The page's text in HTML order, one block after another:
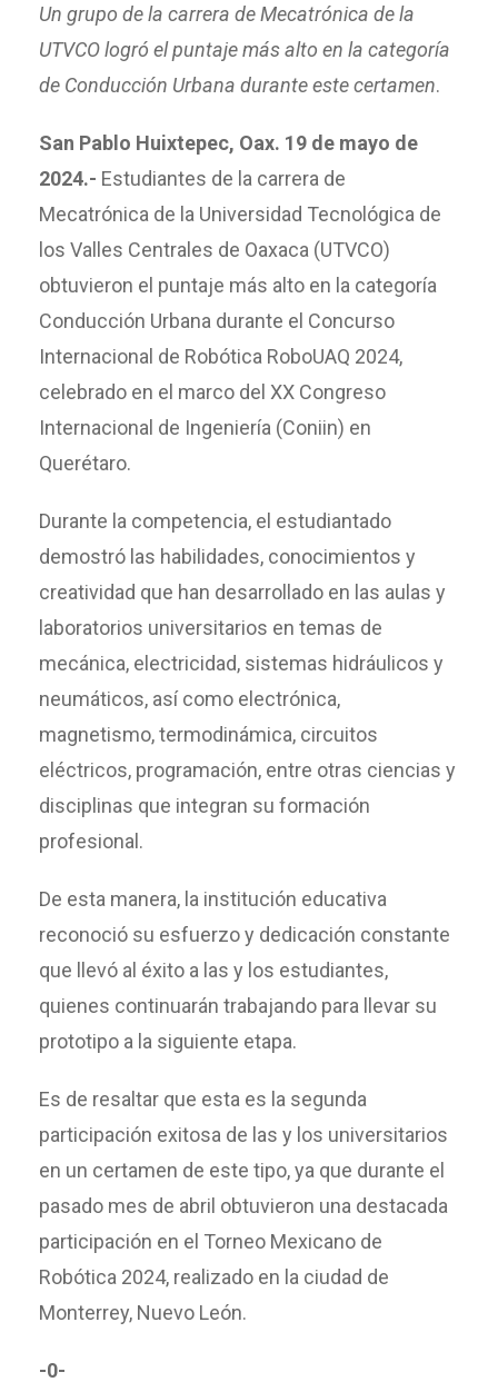
Un grupo de la carrera de Mecatrónica de la
UTVCO logró el puntaje más alto en la categoría
de Conducción Urbana durante este certamen.
San Pablo Huixtepec, Oax. 19 de mayo de
2024.- Estudiantes de la carrera de
Mecatrónica de la Universidad Tecnológica de
los Valles Centrales de Oaxaca (UTVCO)
obtuvieron el puntaje más alto en la categoría
Conducción Urbana durante el Concurso
Internacional de Robótica RoboUAQ 2024,
celebrado en el marco del XX Congreso
Internacional de Ingeniería (Coniin) en
Querétaro.
Durante la competencia, el estudiantado
demostró las habilidades, conocimientos y
creatividad que han desarrollado en las aulas y
laboratorios universitarios en temas de
mecánica, electricidad, sistemas hidráulicos y
neumáticos, así como electrónica,
magnetismo, termodinámica, circuitos
eléctricos, programación, entre otras ciencias y
disciplinas que integran su formación
profesional.
De esta manera, la institución educativa
reconoció su esfuerzo y dedicación constante
que llevó al éxito a las y los estudiantes,
quienes continuarán trabajando para llevar su
prototipo a la siguiente etapa.
Es de resaltar que esta es la segunda
participación exitosa de las y los universitarios
en un certamen de este tipo, ya que durante el
pasado mes de abril obtuvieron una destacada
participación en el Torneo Mexicano de
Robótica 2024, realizado en la ciudad de
Monterrey, Nuevo León.
-0-